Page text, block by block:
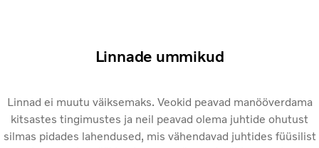
Linnade ummikud
Linnad ei muutu väiksemaks. Veokid peavad manööverdama
kitsastes tingimustes ja neil peavad olema juhtide ohutust
silmas pidades lahendused, mis vähendavad juhtides füüsilist